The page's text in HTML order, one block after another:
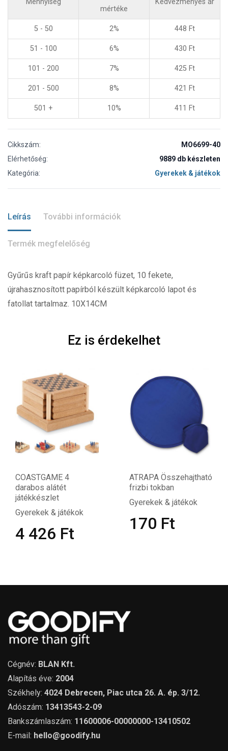
mértéke
5 - 50 2% 448 Ft
51 - 100 6% 430 Ft
101 - 200 7% 425 Ft
201 - 500 8% 421 Ft
501 + 10% 411 Ft
Cikkszám:
MO6699-40
Elérhetőség:
9889 db készleten
Kategória:
Gyerekek & játékok
Leírás További információk
Termék megfelelőség
Gyűrűs kraft papír képkarcoló füzet, 10 fekete,
újrahasznosított papírból készült képkarcoló lapot és
fatollat tartalmaz. 10X14CM
Ez is érdekelhet
COASTGAME 4
darabos alátét
játékkészlet
Gyerekek & játékok
4 426 Ft
ATRAPA Összehajtható
frizbi tokban
Gyerekek & játékok
170 Ft
Cégnév: BLAN Kft.
Alapítás éve: 2004
Székhely: 4024 Debrecen, Piac utca 26. A. ép. 3/12.
Adószám: 13413543-2-09
Bankszámlaszám: 11600006-00000000-13410502
E-mail: hello@goodify.hu